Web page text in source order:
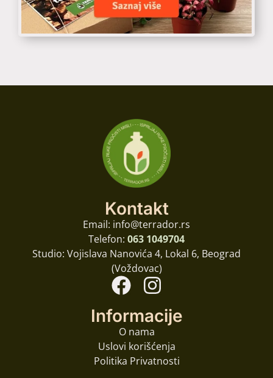
Kontakt
Email: info@terrador.rs
Telefon: 063 1049704
Studio: Vojislava Nanovića 4, Lokal 6, Beograd
(Voždovac)
Informacije
O nama
Uslovi korišćenja
Politika Privatnosti